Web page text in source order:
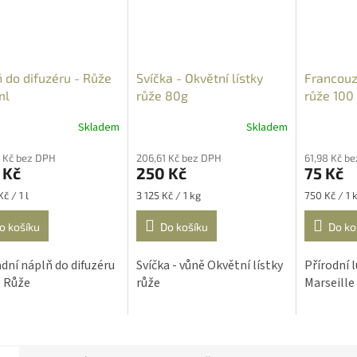
do difuzéru - Růže
Skladem
bez DPH
/ 1 l
košíku
náplň do difuzéru
Svíčka - Okvětní lístky
růže 80g
Skladem
206,61 Kč bez DPH
250 Kč
Měrná
cena:
3 125 Kč / 1 kg
Do košíku
Svíčka - vůně Okvětní lístky
růže
růže 100
produktu
je
5,0
hvězdiček.
61,98 Kč
75 Kč
Měrná
cena:
750 Kč / 1
Do
Přírodní
Marseille